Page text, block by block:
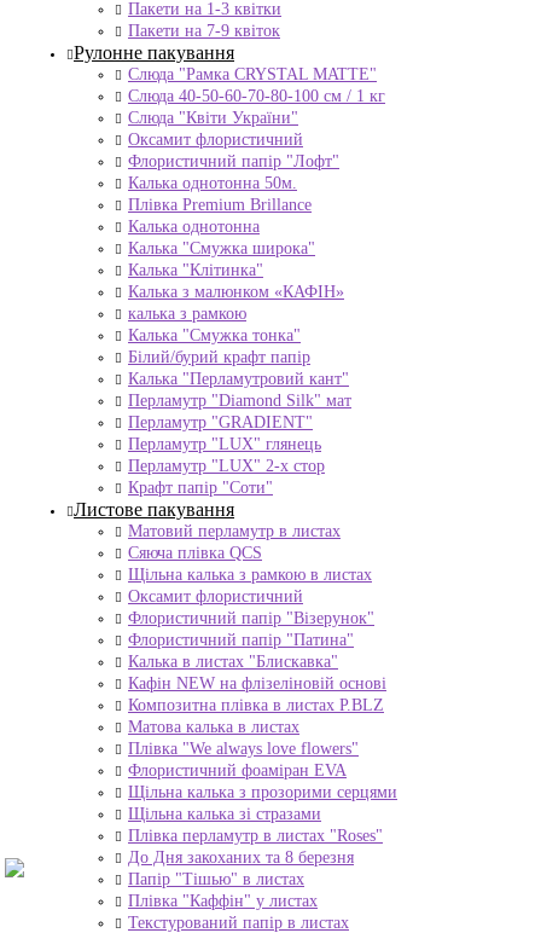
Пакети на 1-3 квітки
Пакети на 7-9 квіток
Рулонне пакування
Слюда "Рамка CRYSTAL MATTE"
Слюда 40-50-60-70-80-100 см / 1 кг
Слюда "Квіти України"
Оксамит флористичний
Флористичний папір "Лофт"
Калька однотонна 50м.
Плівка Premium Brillance
Калька однотонна
Калька "Смужка широка"
Калька "Клітинка"
Калька з малюнком «КАФІН»
калька з рамкою
Калька "Смужка тонка"
Білий/бурий крафт папір
Калька "Перламутровий кант"
Перламутр "Diamond Silk" мат
Перламутр "GRADIENT"
Перламутр "LUX" глянець
Перламутр "LUX" 2-х стор
Крафт папір "Соти"
Листове пакування
Матовий перламутр в листах
Сяюча плівка QCS
Щільна калька з рамкою в листах
Оксамит флористичний
Флористичний папір "Візерунок"
Флористичний папір "Патина"
Калька в листах "Блискавка"
Кафін NEW на флізеліновій основі
Композитна плівка в листах Р.BLZ
Матова калька в листах
Плівка "We always love flowers"
Флористичний фоаміран EVA
Щільна калька з прозорими серцями
Щільна калька зі стразами
Плівка перламутр в листах "Roses"
До Дня закоханих та 8 березня
Папір "Тішью" в листах
Плівка "Каффін" у листах
Текстурований папір в листах